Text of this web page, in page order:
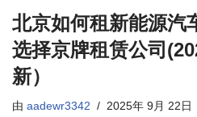
北京如何租新能源汽
选择京牌租赁公司
新）
由 aadewr3342 2025年 9月 22日